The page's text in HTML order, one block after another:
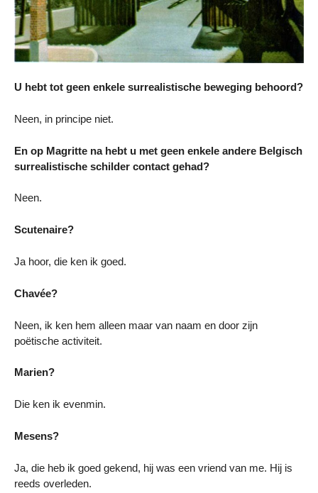
U hebt tot geen enkele surrealistische beweging behoord?
Neen, in principe niet.
En op Magritte na hebt u met geen enkele andere Belgisch
surrealistische schilder contact gehad?
Neen.
Scutenaire?
Ja hoor, die ken ik goed.
Chavée?
Neen, ik ken hem alleen maar van naam en door zijn
poëtische activiteit.
Marien?
Die ken ik evenmin.
Mesens?
Ja, die heb ik goed gekend, hij was een vriend van me. Hij is
reeds overleden.